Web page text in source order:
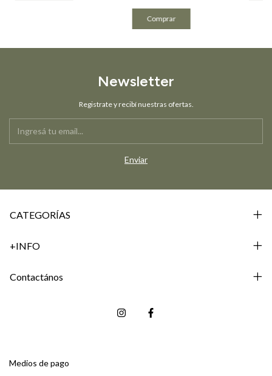
Comprar
Newsletter
Registrate y recibí nuestras ofertas.
CATEGORÍAS
+INFO
Contactános
Medios de pago